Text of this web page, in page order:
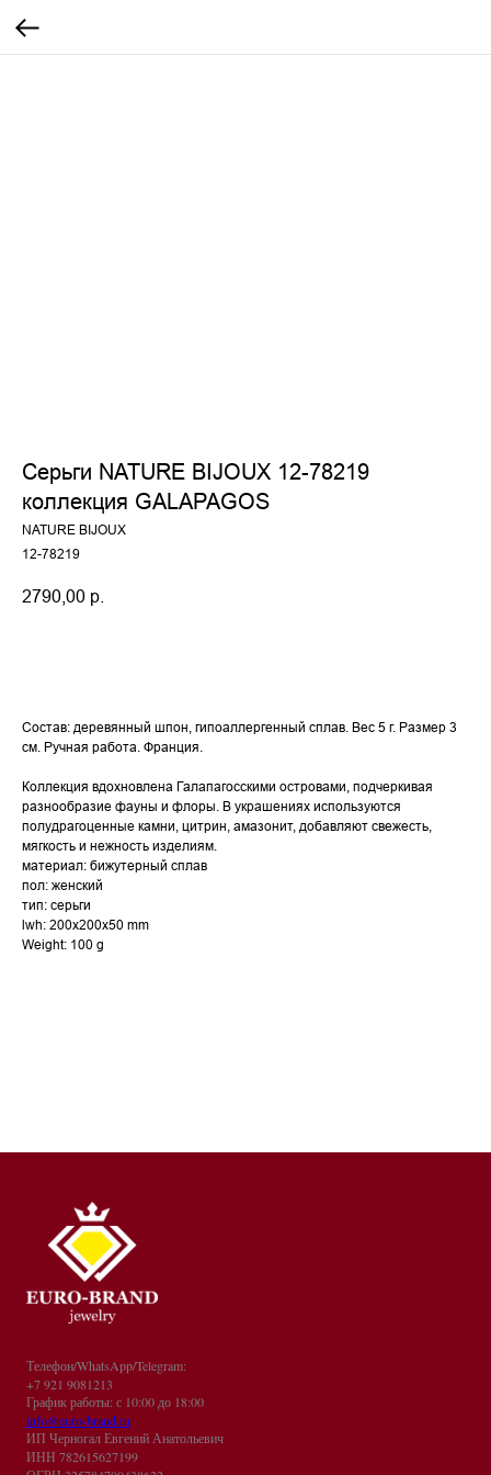
Серьги NATURE BIJOUX 12-78219
коллекция GALAPAGOS
NATURE BIJOUX
12-78219
2790,00 р.
Состав: деревянный шпон, гипоаллергенный сплав. Вес 5 г. Размер 3
см. Ручная работа. Франция.
Коллекция вдохновлена Галапагосскими островами, подчеркивая
разнообразие фауны и флоры. В украшениях используются
полудрагоценные камни, цитрин, амазонит, добавляют свежесть,
мягкость и нежность изделиям.
материал: бижутерный сплав
пол: женский
тип: серьги
lwh: 200x200x50 mm
Weight: 100 g
Телефон/WhatsApp/Telegram:
+7 921 9081213
График работы: с 10:00 до 18:00
info@euro-brand.ru
ИП Черногал Евгений Анатольевич
ИНН 782615627199